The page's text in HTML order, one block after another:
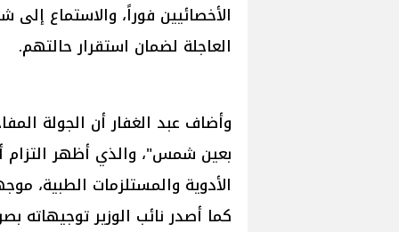
الأخصائيين فوراً، والاستماع
العاجلة لضمان استقرار حالتهم.
وأضاف عبد الغفار أن الجولة
بعين شمس"، والذي أظهر التزام
الأدوية والمستلزمات الطبية،
كما أصدر نائب الوزير